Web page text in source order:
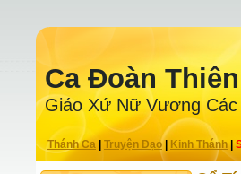
Ca Ðoàn
Giáo Xứ Nữ Vương
Thánh Ca Truyện Ðạo| Kinh Thánh